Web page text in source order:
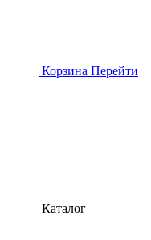
Корзина Перейти
Каталог